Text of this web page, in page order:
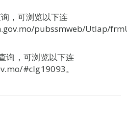
，可浏览以下连
pubssmweb/Utlap/
询，可浏览以下连
#clg19093。